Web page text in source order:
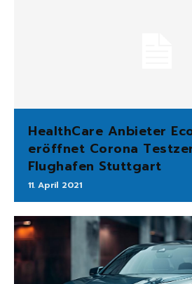
HealthCare Anbieter
eröffnet Corona
Flughafen Stuttgart
11. April 2021